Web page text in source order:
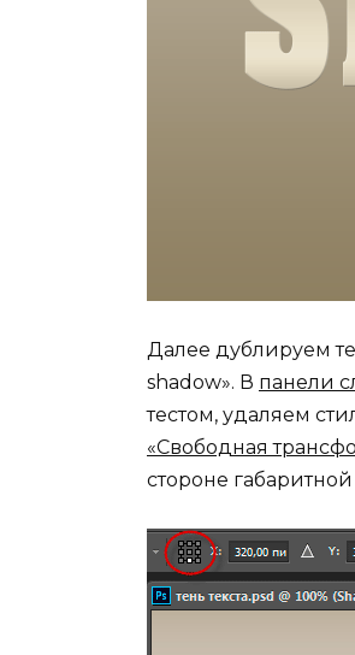
Далее дублируем
shadow». В панели
тестом, удаляем
«Свободная
стороне